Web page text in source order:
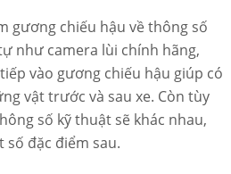
gương chiếu hậu về thông số
như camera lùi chính hãng,
vào gương chiếu hậu giúp có
vật trước và sau xe. Còn tùy
số kỹ thuật sẽ khác nhau,
đặc điểm sau.